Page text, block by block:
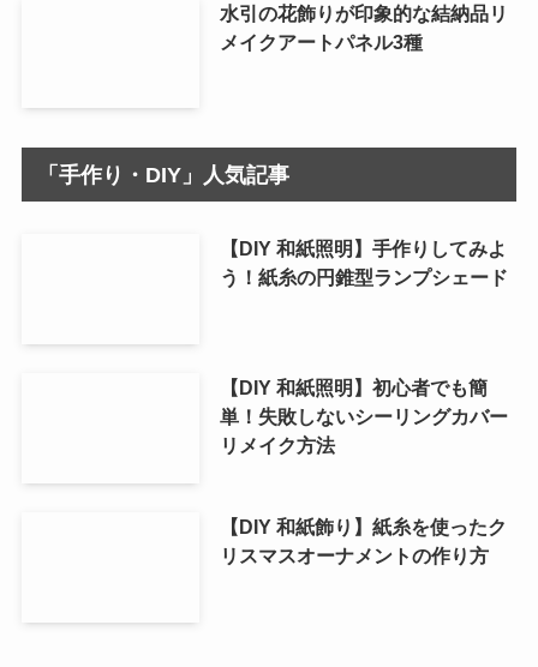
水引の花飾りが印象的な結納品リ
メイクアートパネル3種
「手作り・DIY」人気記事
【DIY 和紙照明】手作りしてみよ
う！紙糸の円錐型ランプシェード
【DIY 和紙照明】初心者でも簡
単！失敗しないシーリングカバー
リメイク方法
【DIY 和紙飾り】紙糸を使ったク
リスマスオーナメントの作り方